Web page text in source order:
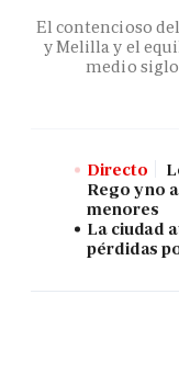
El contencioso
y Melilla y el
medio
Directo
Rego y no
menores
La ciudad
pérdidas